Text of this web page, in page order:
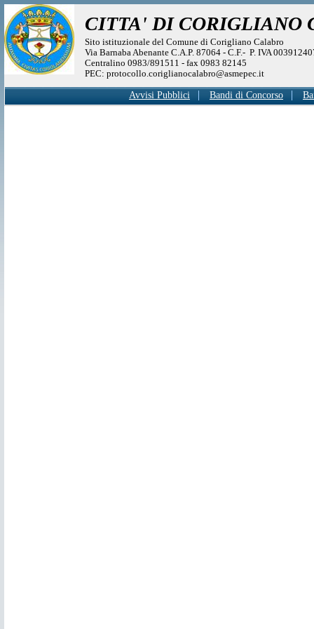
CITTA' DI CORIGLIANO
Sito istituzionale del Comune di Corigliano Calabro
Via Barnaba Abenante C.A.P. 87064 - C.F.- P. IVA
Centralino 0983/891511 - fax 0983 82145
PEC: protocollo.coriglianocalabro@asmepec.it
Avvisi Pubblici Bandi di Concorso